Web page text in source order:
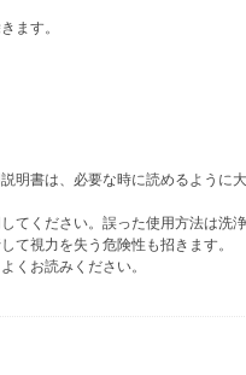
ます。
明書は、必要な時に読めるように
てください。誤った使用方法は洗
て視力を失う危険性も招きます。
くお読みください。